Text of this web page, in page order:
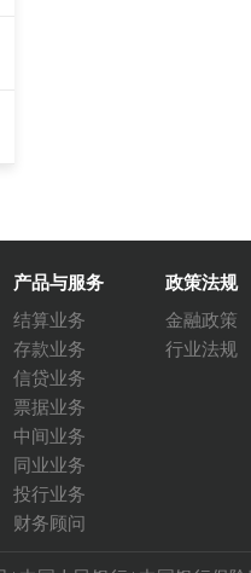
产品与服务
结算业务
存款业务
信贷业务
票据业务
中间业务
同业业务
投行业务
财务顾问
政策法规
金融政策
行业法规